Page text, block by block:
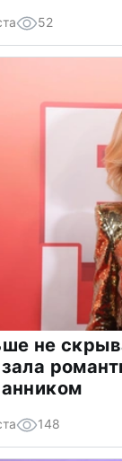
52
не
148